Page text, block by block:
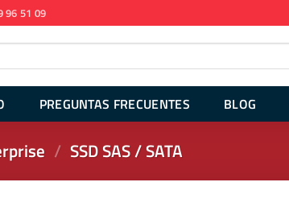
96 51 09
PREGUNTAS FRECUENTES BLOG
/ SSD SAS / SATA